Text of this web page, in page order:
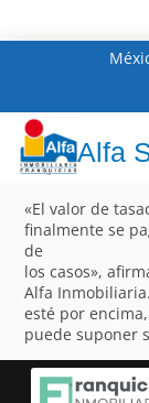
Alfa
«El valor de
finalmente se
de
los casos»,
Alfa
esté por
puede suponer